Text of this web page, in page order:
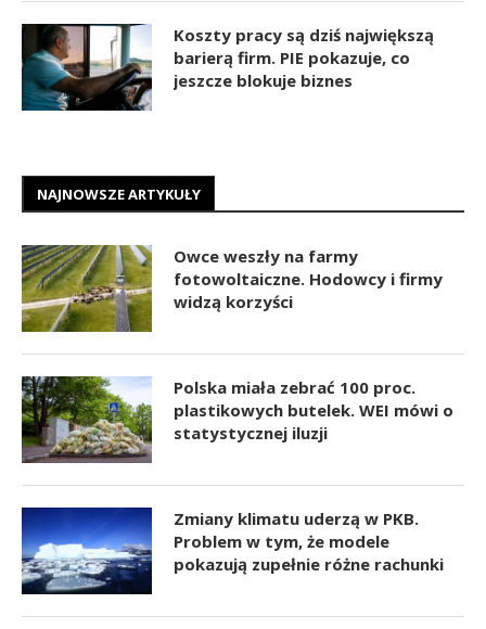
Koszty pracy są dziś największą
barierą firm. PIE pokazuje, co
jeszcze blokuje biznes
NAJNOWSZE ARTYKUŁY
Owce weszły na farmy
fotowoltaiczne. Hodowcy i firmy
widzą korzyści
Polska miała zebrać 100 proc.
plastikowych butelek. WEI mówi o
statystycznej iluzji
Zmiany klimatu uderzą w PKB.
Problem w tym, że modele
pokazują zupełnie różne rachunki